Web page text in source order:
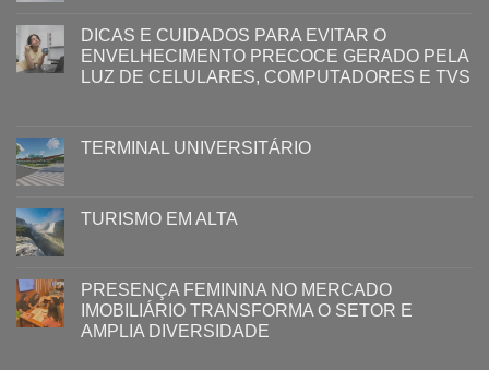
DICAS E CUIDADOS PARA EVITAR O
ENVELHECIMENTO PRECOCE GERADO PELA
LUZ ​DE CELULARES, COMPUTADORES E TVS​​
TERMINAL UNIVERSITÁRIO
TURISMO EM ALTA
PRESENÇA FEMININA NO MERCADO
IMOBILIÁRIO TRANSFORMA O SETOR E
AMPLIA DIVERSIDADE